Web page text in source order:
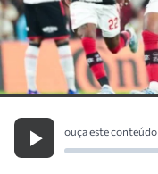
ouça este conteúdo